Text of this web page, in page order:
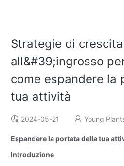
Strategie di crescita
all&#39;ingrosso
come espandere la
tua attività
2024-05-21 Young
Espandere la portata della tua
Introduzione